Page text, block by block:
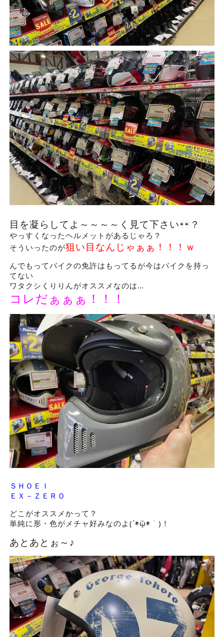
目を凝らしてよ～～～～く見て下さい ？
やっすくなったヘルメットがあるじゃろ？
そういったのが狙い目なんじゃぁぁ！！！ｗ
んでもってバイクの免許はもってるが今はバイクを持っ
てない
ワタクシくりりんがオススメなのは…
コレだぁぁぁ！！！
ＳＨＯＥＩ
ＥＸ－ＺＥＲＯ
どこがオススメかって？
単純に形・色がメチャ好みなのよ(´◉ᾥ◉｀)！
あとあとぉ～♪